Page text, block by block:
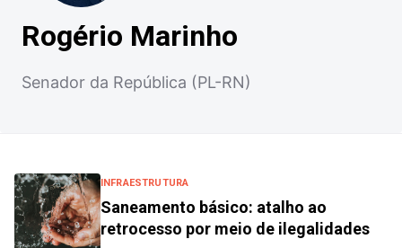
Rogério Marinho
Senador da República (PL-RN)
INFRAESTRUTURA
Saneamento básico: atalho ao
retrocesso por meio de ilegalidades